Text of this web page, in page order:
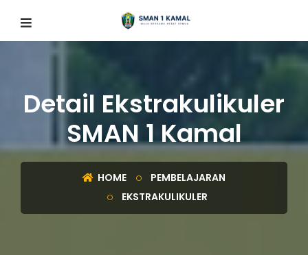
Detail Ekstrakulikuler
SMAN 1 Kamal
HOME
PEMBELAJARAN
EKSTRAKULIKULER